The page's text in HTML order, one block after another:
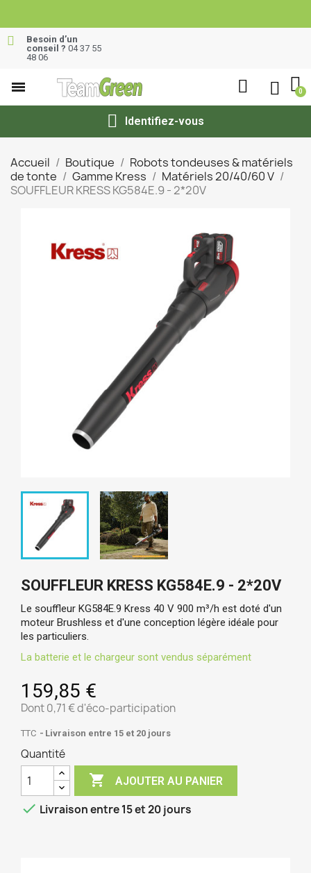
Besoin d’un
conseil ? 04 37 55
48 06
Identifiez-vous
Accueil Boutique
Robots tondeuses & matériels
de tonte
Gamme Kress
Matériels 20/40/60 V
SOUFFLEUR KRESS KG584E.9 - 2*20V
SOUFFLEUR KRESS KG584E.9 - 2*20V
Le souffleur KG584E.9 Kress 40 V 900 m³/h est doté d'un
moteur Brushless et d'une conception légère idéale pour
les particuliers.
La batterie et le chargeur sont vendus séparément
159,85 €
Dont 0,71 € d'éco-participation
TTC Livraison entre 15 et 20 jours
Quantité
 AJOUTER AU PANIER
 Livraison entre 15 et 20 jours